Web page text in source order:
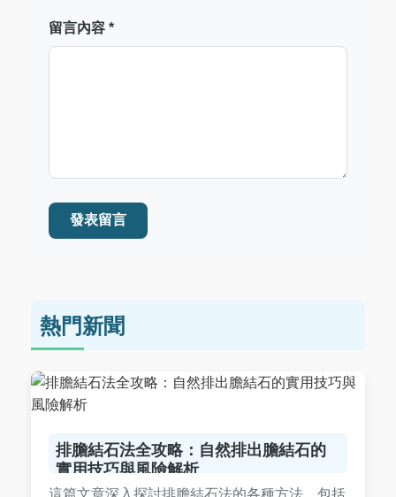
留言內容 *
發表留言
熱門新聞
排膽結石法全攻略：自然排出膽結石的
實用技巧與風險解析